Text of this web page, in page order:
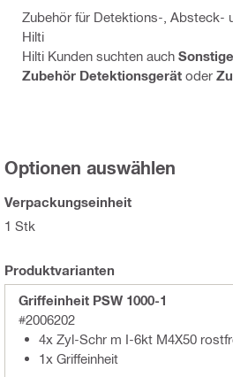
Zubehör für Detektions-, Absteck-
Hilti
Hilti Kunden suchten auch
Zubehör Detektionsgerät oder
Optionen auswählen
Verpackungseinheit
1 Stk
Produktvarianten
Griffeinheit PSW 1000-1
#2006202
4x Zyl-Schr m I-6kt M4X50
1x Griffeinheit